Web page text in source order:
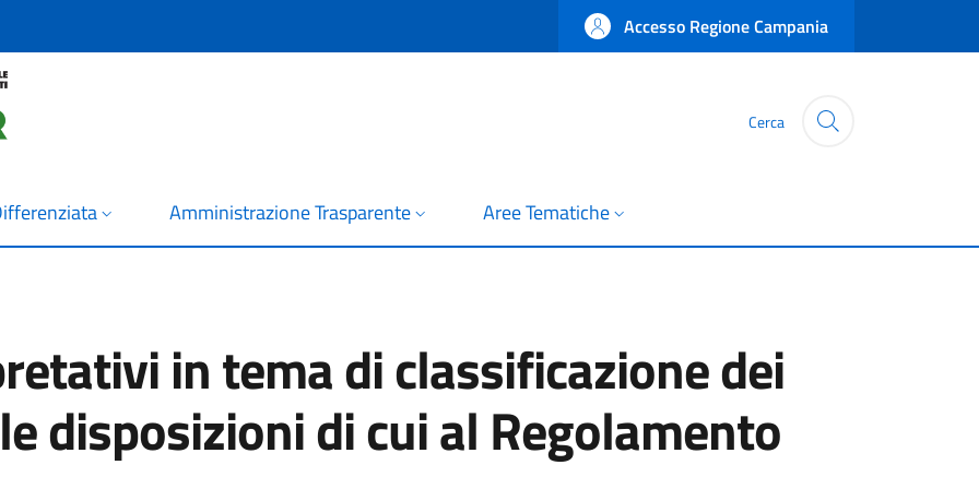
Accesso Regione Campania
Cerca
Amministrazione Trasparente Aree Tematiche
in tema di classificazione dei
disposizioni di cui al Regolamento